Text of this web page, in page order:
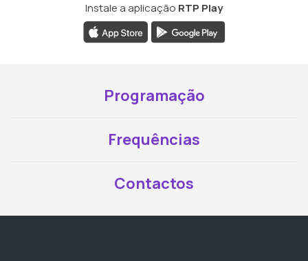
Instale a aplicação RTP Play
Programação
Frequências
Contactos